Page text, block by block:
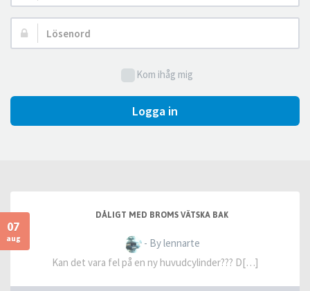
Lösenord:
Kom ihåg mig
Logga in
07
aug
DÅLIGT MED BROMS VÄTSKA BAK
- By lennarte
Kan det vara fel på en ny huvudcylinder??? D[…]